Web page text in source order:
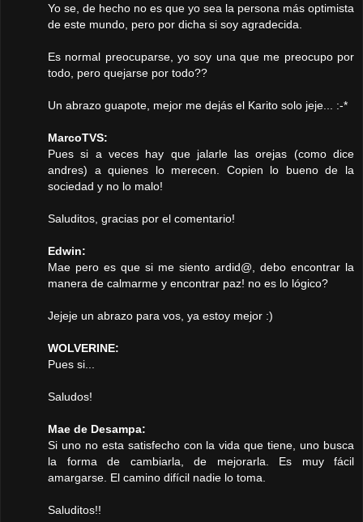
Yo se, de hecho no es que yo sea la persona más optimista
de este mundo, pero por dicha si soy agradecida.
Es normal preocuparse, yo soy una que me preocupo por
todo, pero quejarse por todo??
Un abrazo guapote, mejor me dejás el Karito solo jeje... :-*
MarcoTVS:
Pues si a veces hay que jalarle las orejas (como dice
andres) a quienes lo merecen. Copien lo bueno de la
sociedad y no lo malo!
Saluditos, gracias por el comentario!
Edwin:
Mae pero es que si me siento ardid@, debo encontrar la
manera de calmarme y encontrar paz! no es lo lógico?
Jejeje un abrazo para vos, ya estoy mejor :)
WOLVERINE:
Pues si...
Saludos!
Mae de Desampa:
Si uno no esta satisfecho con la vida que tiene, uno busca
la forma de cambiarla, de mejorarla. Es muy fácil
amargarse. El camino difícil nadie lo toma.
Saluditos!!